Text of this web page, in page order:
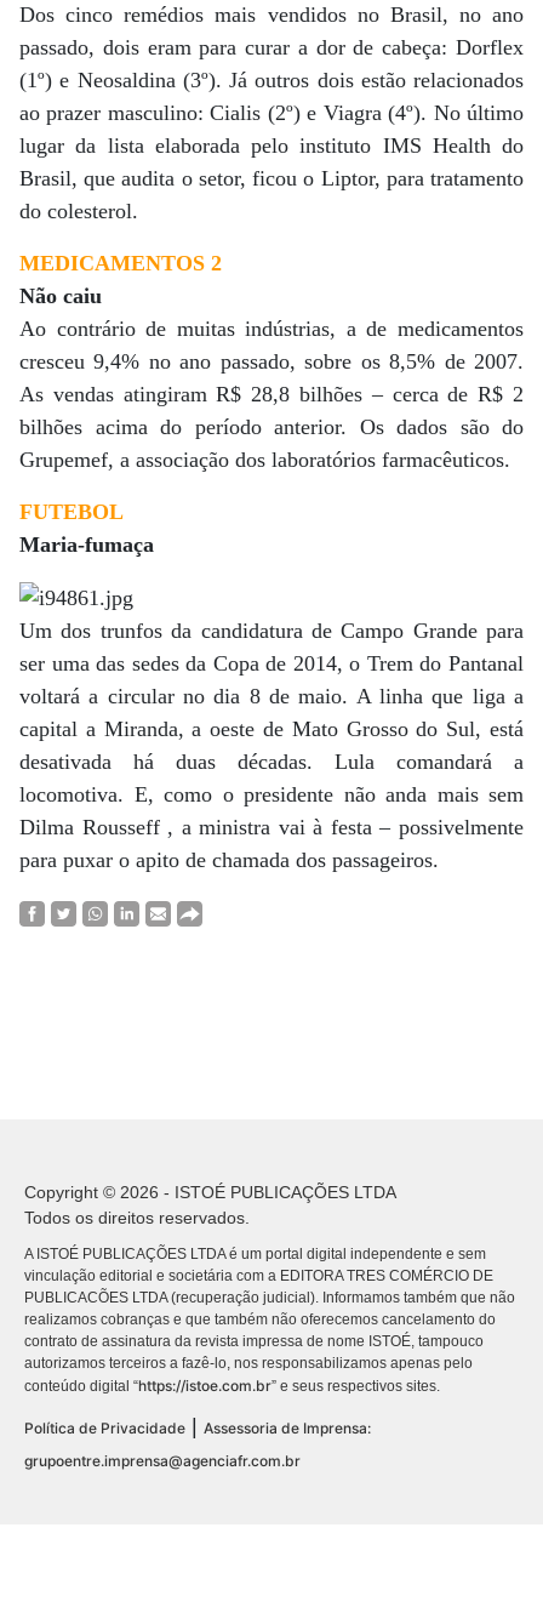
Dos cinco remédios mais vendidos no Brasil, no ano
passado, dois eram para curar a dor de cabeça: Dorflex
(1º) e Neosaldina (3º). Já outros dois estão relacionados
ao prazer masculino: Cialis (2º) e Viagra (4º). No último
lugar da lista elaborada pelo instituto IMS Health do
Brasil, que audita o setor, ficou o Liptor, para tratamento
do colesterol.
MEDICAMENTOS 2
Não caiu
Ao contrário de muitas indústrias, a de medicamentos
cresceu 9,4% no ano passado, sobre os 8,5% de 2007.
As vendas atingiram R$ 28,8 bilhões – cerca de R$ 2
bilhões acima do período anterior. Os dados são do
Grupemef, a associação dos laboratórios farmacêuticos.
FUTEBOL
Maria-fumaça
Um dos trunfos da candidatura de Campo Grande para
ser uma das sedes da Copa de 2014, o Trem do Pantanal
voltará a circular no dia 8 de maio. A linha que liga a
capital a Miranda, a oeste de Mato Grosso do Sul, está
desativada há duas décadas. Lula comandará a
locomotiva. E, como o presidente não anda mais sem
Dilma Rousseff , a ministra vai à festa – possivelmente
para puxar o apito de chamada dos passageiros.
Copyright © 2026 - ISTOÉ PUBLICAÇÕES LTDA
Todos os direitos reservados.
A ISTOÉ PUBLICAÇÕES LTDA é um portal digital independente e sem
vinculação editorial e societária com a EDITORA TRES COMÉRCIO DE
PUBLICACÕES LTDA (recuperação judicial). Informamos também que não
realizamos cobranças e que também não oferecemos cancelamento do
contrato de assinatura da revista impressa de nome ISTOÉ, tampouco
autorizamos terceiros a fazê-lo, nos responsabilizamos apenas pelo
conteúdo digital “https://istoe.com.br” e seus respectivos sites.
Política de Privacidade
Assessoria de Imprensa:
grupoentre.imprensa@agenciafr.com.br